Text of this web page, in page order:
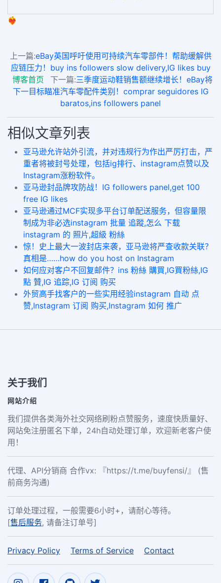
❤️‍🔥
上一篇:eBay英国呼吁使用可持续汽车零部件！帮助缓解供
应链压力！buy ins followers slow delivery,IG likes buy
博客首页
下一篇:三季度运动鞋销售额继续增长！eBay将
下一目标瞄准汽车零配件类别！comprar seguidores IG
baratos,ins followers panel
相似文章列表
亚马逊允许站外引流，并对违规行为作出严厉打击，严
重者将被封号处理，包括ig排行、instagram点赞以及
Instagram涨粉软件。
亚马逊封品牌攻防战！IG followers panel,get 100
free IG likes
亚马逊通过MCF实现多平台订单配送服务，但容量限
制成为非必选instagram 批量 追蹤,怎么 下载
instagram 的 照片,超級 粉絲
惊！史上最大一波封店来袭，亚马逊将严查收款关联？
真相是……how do you host on Instagram
如何应对客户不回复邮件？ins 粉絲 購買,IG買粉絲,IG
點 贊,IG 追踪,IG 订阅 购买
外贸高手找客户的一些实用经验instagram 自动 点
赞,Instagram 订阅 购买,Instagram 如何 推广
关于我们
网站介绍
我们提供各类海外社交网络刷粉点赞服务，速度快质量好、
网站免注册匿名下单，24h自动处理订单，欢迎新老客户使
用！
代理、API分销商 合作vx: 『https://t.me/buyfensi/』 (售
前商务沟通)
订单处理过程，一般需要6小时+，请耐心等待。
[售后服务, 请备注订单号]
Privacy Policy Terms of Service Contact